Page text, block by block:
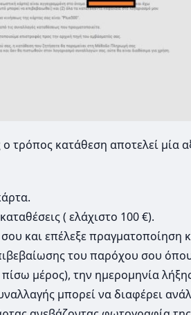
τρόπος κατάθεση αποτελεί μία
( ελάχιστο 100 €).
και επέλεξε πραγματοποίηση
του παρόχου σου
μέρος), την ημερομηνία
μπορεί να διαφέρει